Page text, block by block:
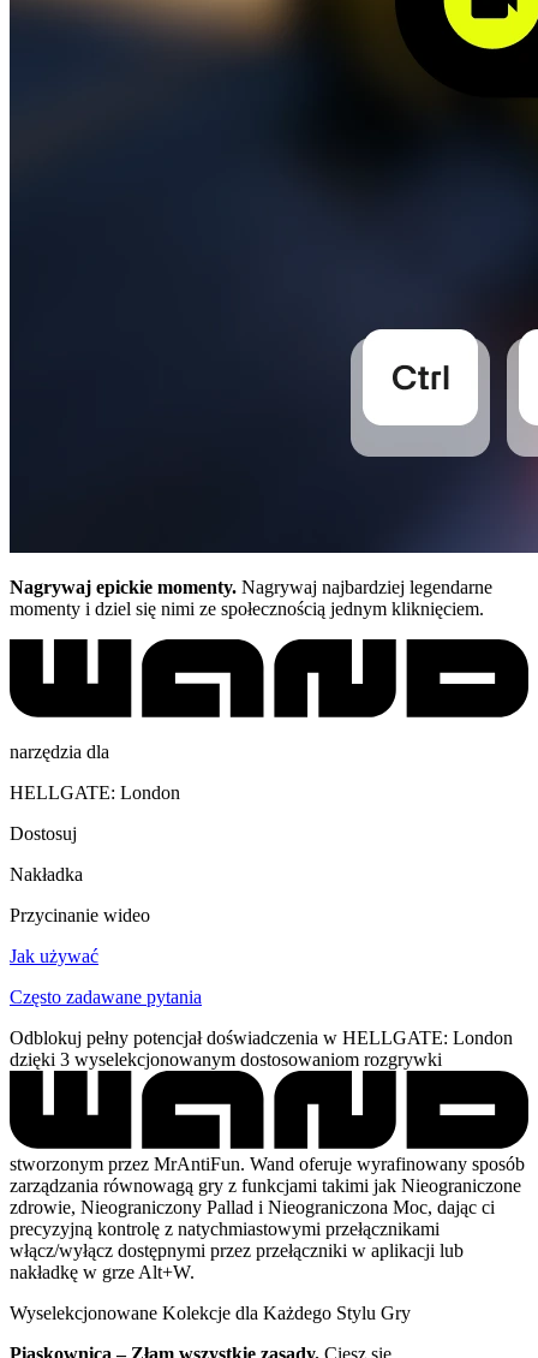
Nagrywaj epickie momenty. Nagrywaj najbardziej legendarne
momenty i dziel się nimi ze społecznością jednym kliknięciem.
narzędzia dla
HELLGATE: London
Dostosuj
Nakładka
Przycinanie wideo
Jak używać
Często zadawane pytania
Odblokuj pełny potencjał doświadczenia w HELLGATE: London
dzięki 3 wyselekcjonowanym dostosowaniom rozgrywki
stworzonym przez MrAntiFun. Wand oferuje wyrafinowany sposób
zarządzania równowagą gry z funkcjami takimi jak Nieograniczone
zdrowie, Nieograniczony Pallad i Nieograniczona Moc, dając ci
precyzyjną kontrolę z natychmiastowymi przełącznikami
włącz/wyłącz dostępnymi przez przełączniki w aplikacji lub
nakładkę w grze Alt+W.
Wyselekcjonowane Kolekcje dla Każdego Stylu Gry
Piaskownica – Złam wszystkie zasady. Ciesz się